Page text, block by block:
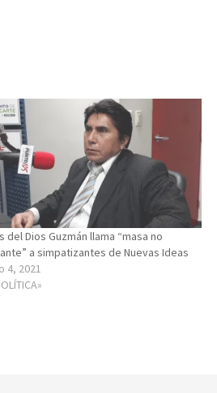
del Dios Guzmán llama “masa no
a simpatizantes de Nuevas Ideas
4, 2021